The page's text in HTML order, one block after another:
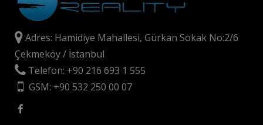
Adres: Hamidiye Mahallesi, Gürkan Sokak No:2/6
Çekmeköy / İstanbul
Telefon: +90 216 693 1 555
GSM: +90 532 250 00 07